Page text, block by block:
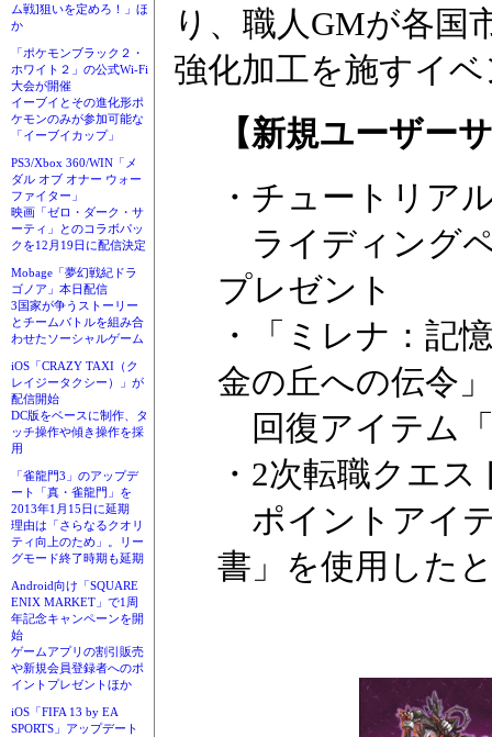
ム戦]狙いを定めろ！」ほ
か
「ポケモンブラック２・
ホワイト２」の公式Wi-Fi
大会が開催
イーブイとその進化形ポ
ケモンのみが参加可能な
「イーブイカップ」
PS3/Xbox 360/WIN「メ
ダル オブ オナー ウォー
ファイター」
映画「ゼロ・ダーク・サ
ーティ」とのコラボパッ
クを12月19日に配信決定
Mobage「夢幻戦紀ドラ
ゴノア」本日配信
3国家が争うストーリー
とチームバトルを組み合
わせたソーシャルゲーム
iOS「CRAZY TAXI（ク
レイジータクシー）」が
配信開始
DC版をベースに制作、タ
ッチ操作や傾き操作を採
用
「雀龍門3」のアップデ
ート「真・雀龍門」を
2013年1月15日に延期
理由は「さらなるクオリ
ティ向上のため」。リー
グモード終了時期も延期
Android向け「SQUARE
ENIX MARKET」で1周
年記念キャンペーンを開
始
ゲームアプリの割引販売
や新規会員登録者へのポ
イントプレゼントほか
iOS「FIFA 13 by EA
SPORTS」アップデート
り、職人GMが各国
強化加工を施すイ
【新規ユーザー
・チュートリア
ライディング
プレゼント
・「ミレナ：記
金の丘への伝令
回復アイテム
・2次転職クエ
ポイントアイ
書」を使用した